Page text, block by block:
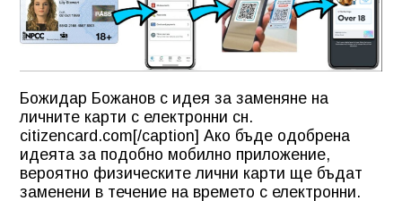
Божидар Божанов с идея за заменяне на
личните карти с електронни сн.
citizencard.com[/caption] Ако бъде одобрена
идеята за подобно мобилно приложение,
вероятно физическите лични карти ще бъдат
заменени в течение на времето с електронни.